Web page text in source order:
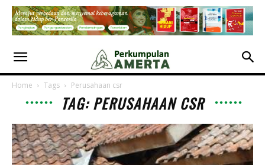
Home Tags Perusahaan csr
TAG: PERUSAHAAN CSR